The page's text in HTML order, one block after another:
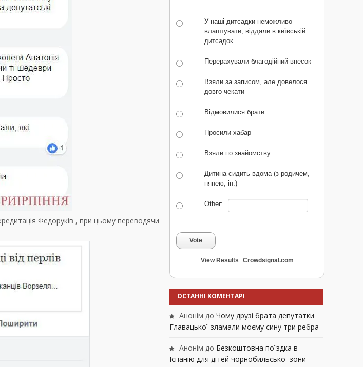
Федоруків , при цьому переводячи
У наші дитсадки неможливо
влаштувати, віддали в київській
дитсадок
Перерахували благодійний внесок
Взяли за записом, але довелося
довго чекати
Відмовилися брати
Просили хабар
Взяли по знайомству
Дитина сидить вдома (з родичем,
нянею, ін.)
Other:
Vote
View Results Crowdsignal.com
ОСТАННІ КОМЕНТАРІ
Анонім до Чому друзі брата депутатки
Главацької зламали моєму сину три ребра
Анонім до Безкоштовна поїздка в
Іспанію для дітей чорнобильської зони